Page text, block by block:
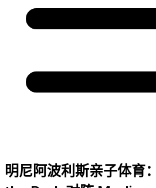
明尼阿波利斯亲子体育